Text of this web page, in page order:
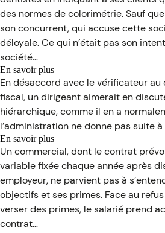
pensait
pleinement
l’être…
l’histoire
d’une
société
pour
qui
l’intention
(ne)
compte
(pas)
…
des normes de colorimétrie. Sauf
son concurrent, qui accuse cette
déloyale. Ce qui n’était pas son
société…
En savoir plus
sur
C’est
l’histoire
d’un
dirigeant
confronté
à
des
difficultés
face
l’administration
fiscale…
En désaccord avec le vérificateur au
fiscal, un dirigeant aimerait en
hiérarchique, comme il en a
l’administration ne donne pas suite
En savoir plus
sur
C’est
l’histoire
d’un
employeur
qui
pas
Un commercial, dont le contrat
variable fixée chaque année après
employeur, ne parvient pas à
objectifs et ses primes. Face au
verser des primes, le salarié prend
contrat…